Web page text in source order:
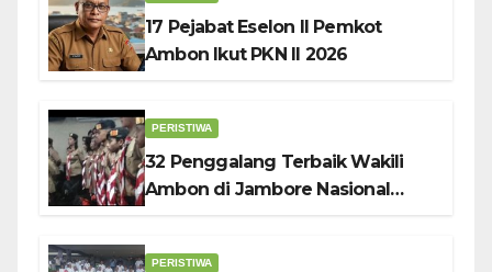
17 Pejabat Eselon II Pemkot
Ambon Ikut PKN II 2026
PERISTIWA
32 Penggalang Terbaik Wakili
Ambon di Jambore Nasional
PERISTIWA